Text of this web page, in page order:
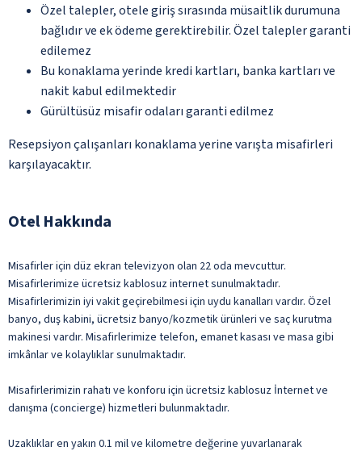
Özel talepler, otele giriş sırasında müsaitlik durumuna
bağlıdır ve ek ödeme gerektirebilir. Özel talepler garanti
edilemez
Bu konaklama yerinde kredi kartları, banka kartları ve
nakit kabul edilmektedir
Gürültüsüz misafir odaları garanti edilmez
Resepsiyon çalışanları konaklama yerine varışta misafirleri
karşılayacaktır.
Otel Hakkında
Misafirler için düz ekran televizyon olan 22 oda mevcuttur.
Misafirlerimize ücretsiz kablosuz internet sunulmaktadır.
Misafirlerimizin iyi vakit geçirebilmesi için uydu kanalları vardır. Özel
banyo, duş kabini, ücretsiz banyo/kozmetik ürünleri ve saç kurutma
makinesi vardır. Misafirlerimize telefon, emanet kasası ve masa gibi
imkânlar ve kolaylıklar sunulmaktadır.
Misafirlerimizin rahatı ve konforu için ücretsiz kablosuz İnternet ve
danışma (concierge) hizmetleri bulunmaktadır.
Uzaklıklar en yakın 0.1 mil ve kilometre değerine yuvarlanarak